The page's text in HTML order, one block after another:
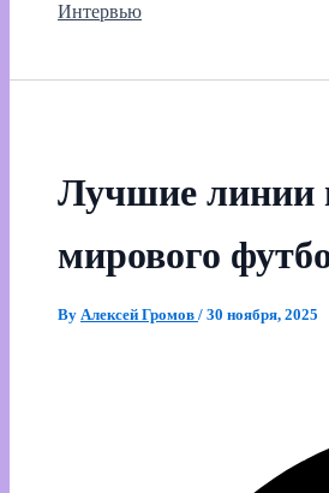
Интервью
Лучшие линии
мирового
By Алексей Громов / 30 ноября, 2025